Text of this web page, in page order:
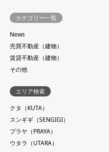
カテゴリー一覧
News
売買不動産（建物）
賃貸不動産（建物）
その他
エリア検索
クタ（KUTA）
スンギギ（SENGIGI）
プラヤ（PRAYA）
ウタラ（UTARA）